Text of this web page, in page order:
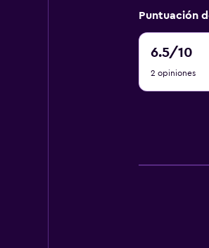
Puntuación
6.5/10
6.5
10
2 opiniones